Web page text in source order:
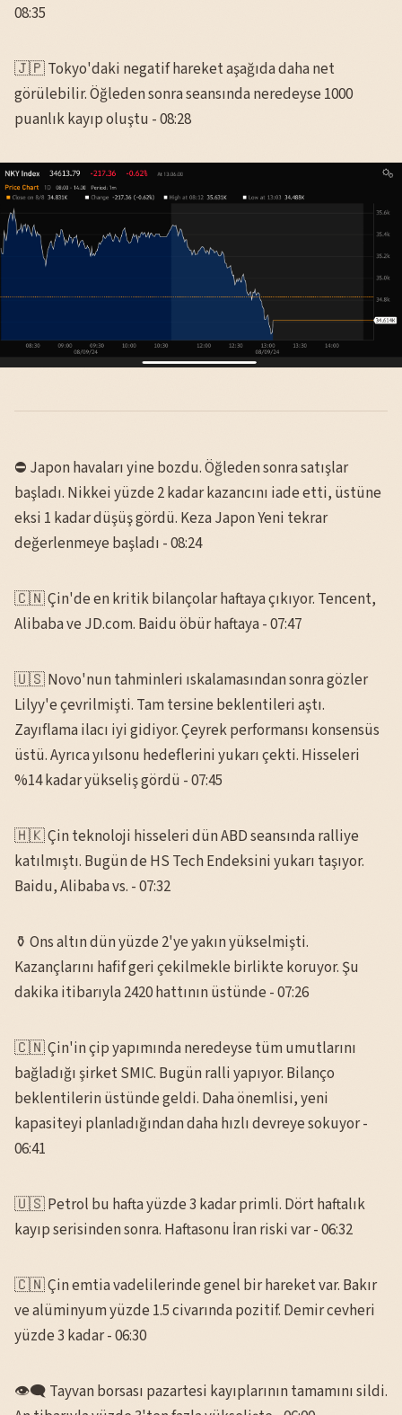
08:35
🇯🇵 Tokyo'daki negatif hareket aşağıda daha net
görülebilir. Öğleden sonra seansında neredeyse 1000
puanlık kayıp oluştu - 08:28
⛔️ Japon havaları yine bozdu. Öğleden sonra satışlar
başladı. Nikkei yüzde 2 kadar kazancını iade etti, üstüne
eksi 1 kadar düşüş gördü. Keza Japon Yeni tekrar
değerlenmeye başladı - 08:24
🇨🇳 Çin'de en kritik bilançolar haftaya çıkıyor. Tencent,
Alibaba ve JD.com. Baidu öbür haftaya - 07:47
🇺🇸 Novo'nun tahminleri ıskalamasından sonra gözler
Lilyy'e çevrilmişti. Tam tersine beklentileri aştı.
Zayıflama ilacı iyi gidiyor. Çeyrek performansı konsensüs
üstü. Ayrıca yılsonu hedeflerini yukarı çekti. Hisseleri
%14 kadar yükseliş gördü - 07:45
🇭🇰 Çin teknoloji hisseleri dün ABD seansında ralliye
katılmıştı. Bugün de HS Tech Endeksini yukarı taşıyor.
Baidu, Alibaba vs. - 07:32
⚱️ Ons altın dün yüzde 2'ye yakın yükselmişti.
Kazançlarını hafif geri çekilmekle birlikte koruyor. Şu
dakika itibarıyla 2420 hattının üstünde - 07:26
🇨🇳 Çin'in çip yapımında neredeyse tüm umutlarını
bağladığı şirket SMIC. Bugün ralli yapıyor. Bilanço
beklentilerin üstünde geldi. Daha önemlisi, yeni
kapasiteyi planladığından daha hızlı devreye sokuyor -
06:41
🇺🇸 Petrol bu hafta yüzde 3 kadar primli. Dört haftalık
kayıp serisinden sonra. Haftasonu İran riski var - 06:32
🇨🇳 Çin emtia vadelilerinde genel bir hareket var. Bakır
ve alüminyum yüzde 1.5 civarında pozitif. Demir cevheri
yüzde 3 kadar - 06:30
👁️‍🗨️ Tayvan borsası pazartesi kayıplarının tamamını sildi.